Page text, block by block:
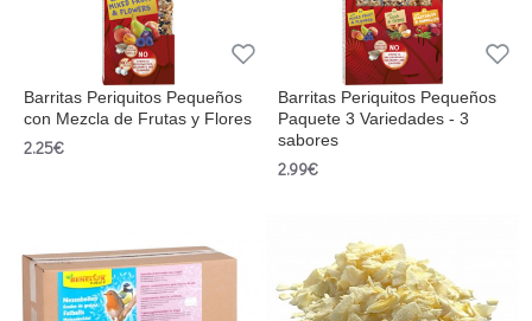
Barritas Periquitos Pequeños
con Mezcla de Frutas y Flores
2.25€
Barritas Periquitos Pequeños
Paquete 3 Variedades - 3
sabores
2.99€